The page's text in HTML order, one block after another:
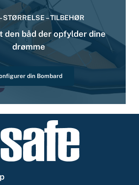
STØRRELSE – TILBEHØR
den båd der opfylder dine
drømme
din Bombard